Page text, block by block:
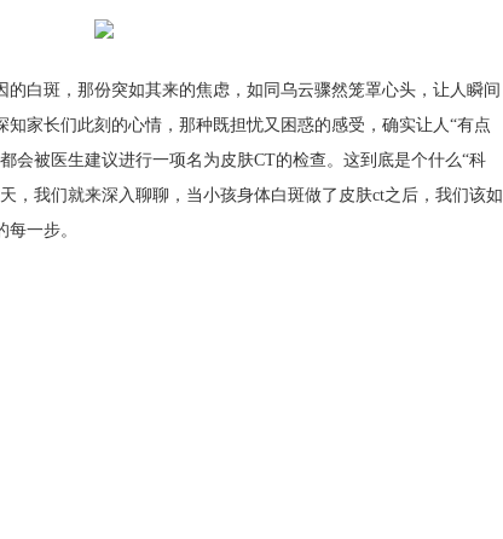
白斑，那份突如其来的焦虑，如同乌云骤然笼罩心头，让人瞬间
家长们此刻的心情，那种既担忧又困惑的感受，确实让人“有点
会被医生建议进行一项名为皮肤CT的检查。这到底是个什么“科
，我们就来深入聊聊，当小孩身体白斑做了皮肤ct之后，我们该如
一步。